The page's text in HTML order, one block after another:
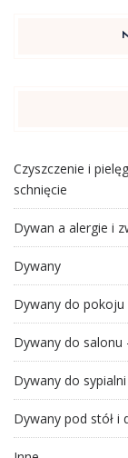
Czyszczenie i
schnięcie
Dywan a alergie i
Dywany
Dywany do pokoju
Dywany do salonu
Dywany do
Dywany pod stół i